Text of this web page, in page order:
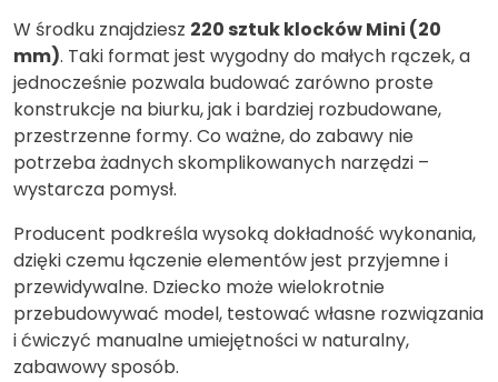
W środku znajdziesz 220 sztuk klocków Mini (20
mm). Taki format jest wygodny do małych rączek, a
jednocześnie pozwala budować zarówno proste
konstrukcje na biurku, jak i bardziej rozbudowane,
przestrzenne formy. Co ważne, do zabawy nie
potrzeba żadnych skomplikowanych narzędzi –
wystarcza pomysł.
Producent podkreśla wysoką dokładność wykonania,
dzięki czemu łączenie elementów jest przyjemne i
przewidywalne. Dziecko może wielokrotnie
przebudowywać model, testować własne rozwiązania
i ćwiczyć manualne umiejętności w naturalny,
zabawowy sposób.